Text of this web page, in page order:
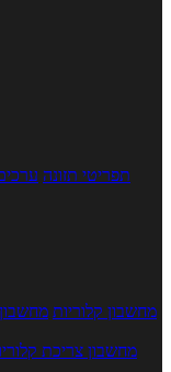
תפריטי תזונה
מחשבון קלוריות
מחשבון צריכת